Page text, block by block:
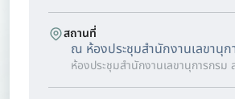
สถานที่
ณ ห้องประชุมสำนักงานเลขานุก
ห้องประชุมสำนักงานเลขานุการกรม